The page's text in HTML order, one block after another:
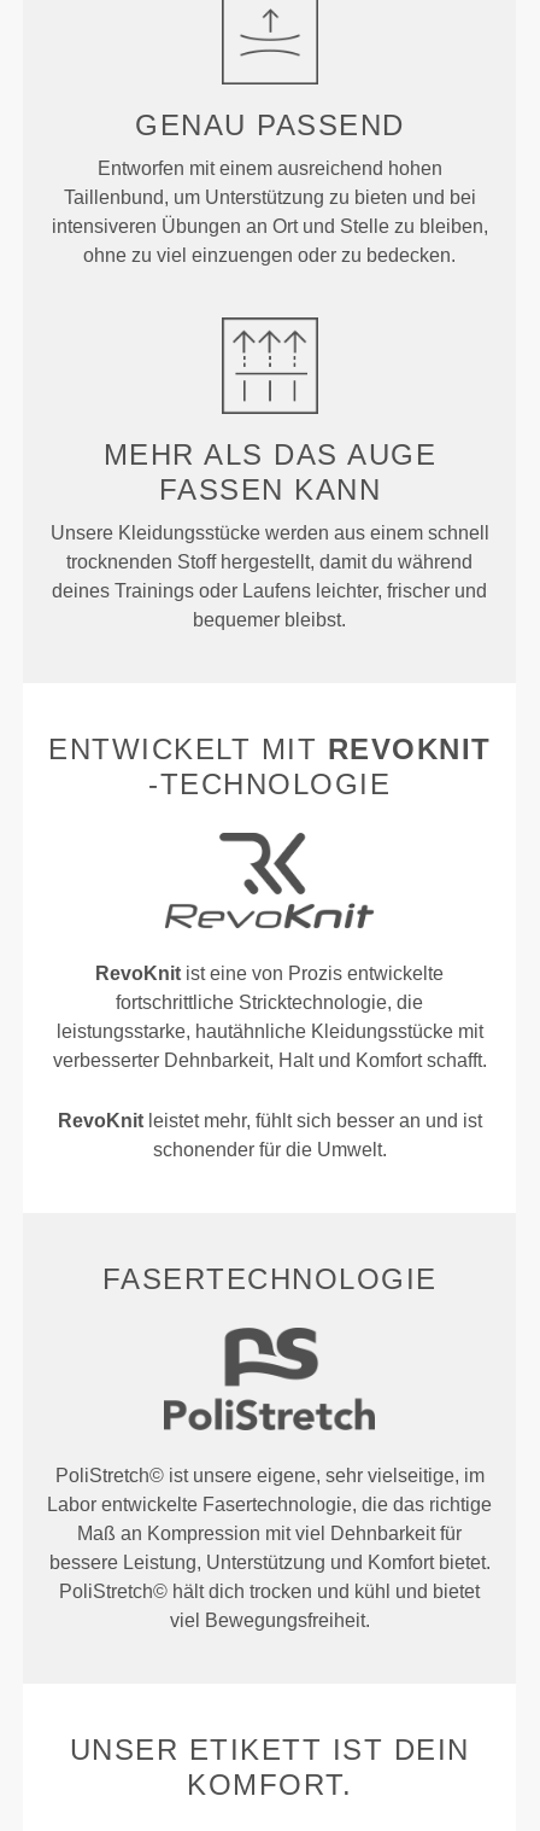
GENAU PASSEND
Entworfen mit einem ausreichend hohen
Taillenbund, um Unterstützung zu bieten und bei
intensiveren Übungen an Ort und Stelle zu bleiben,
ohne zu viel einzuengen oder zu bedecken.
MEHR ALS DAS AUGE
FASSEN KANN
Unsere Kleidungsstücke werden aus einem schnell
trocknenden Stoff hergestellt, damit du während
deines Trainings oder Laufens leichter, frischer und
bequemer bleibst.
ENTWICKELT MIT REVOKNIT
-TECHNOLOGIE
RevoKnit ist eine von Prozis entwickelte
fortschrittliche Stricktechnologie, die
leistungsstarke, hautähnliche Kleidungsstücke mit
verbesserter Dehnbarkeit, Halt und Komfort schafft.
RevoKnitleistet mehr, fühlt sich besser an und ist
schonender für die Umwelt.
FASERTECHNOLOGIE
PoliStretch© ist unsere eigene, sehr vielseitige, im
Labor entwickelte Fasertechnologie, die das richtige
Maß an Kompression mit viel Dehnbarkeit für
bessere Leistung, Unterstützung und Komfort bietet.
PoliStretch© hält dich trocken und kühl und bietet
viel Bewegungsfreiheit.
UNSER ETIKETT IST DEIN
KOMFORT.